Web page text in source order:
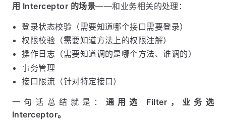
用 Interceptor 的场景——和业务相关的处理：
登录状态校验（需要知道哪个接口需要登录）
权限校验（需要知道方法上的权限注解）
操作日志（需要知道调的是哪个方法、谁调的）
事务管理
接口限流（针对特定接口）
一句话总结就是： 通用选 Filter，业务选
Interceptor。